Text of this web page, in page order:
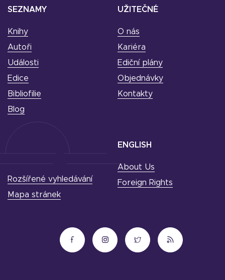
SEZNAMY
Knihy
Autoři
Události
Edice
Bibliofilie
Blog
UŽITEČNÉ
O nás
Kariéra
Ediční plány
Objednávky
Kontakty
ENGLISH
About Us
Foreign Rights
Rozšířené vyhledávání
Mapa stránek